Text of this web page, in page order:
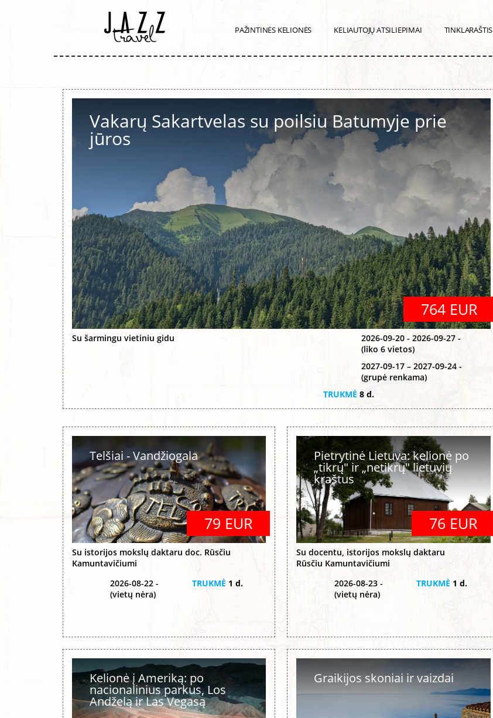
PAŽINTINĖS KELIONĖS KELIAUTOJŲ ATSILIEPIMAI TINKLARAŠTIS
Vakarų Sakartvelas su poilsiu Batumyje prie
jūros
764 EUR
Su šarmingu vietiniu gidu
2026-09-20 - 2026-09-27 -
(liko 6 vietos)
2027-09-17 – 2027-09-24 -
(grupė renkama)
TRUKMĖ 8 d.
Telšiai - Vandžiogala
79 EUR
Su istorijos mokslų daktaru doc. Rūsčiu
Kamuntavičiumi
2026-08-22 -
(vietų nėra)
TRUKMĖ 1 d.
Pietrytinė Lietuva: kelionė po
„tikrų" ir „netikrų" lietuvių
kraštus
76 EUR
Su docentu, istorijos mokslų daktaru
Rūsčiu Kamuntavičiumi
2026-08-23 -
(vietų nėra)
TRUKMĖ 1 d.
Kelionė į Ameriką: po
nacionalinius parkus, Los
Andželą ir Las Vegasą
Graikijos skoniai ir vaizdai